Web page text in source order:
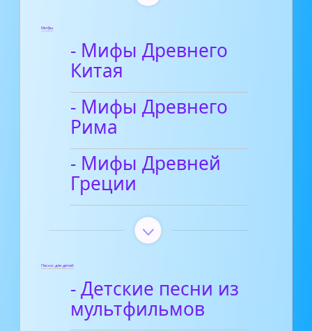
Мифы
- Мифы Древнего
Китая
- Мифы Древнего
Рима
- Мифы Древней
Греции
Песни для детей
- Детские песни из
мультфильмов